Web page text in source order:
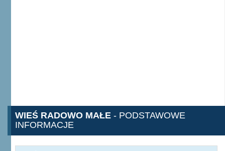
WIEŚ RADOWO MAŁE - PODSTAWOWE
INFORMACJE